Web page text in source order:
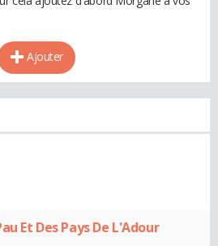
Ajouter
Et Des Pays De L'Adour